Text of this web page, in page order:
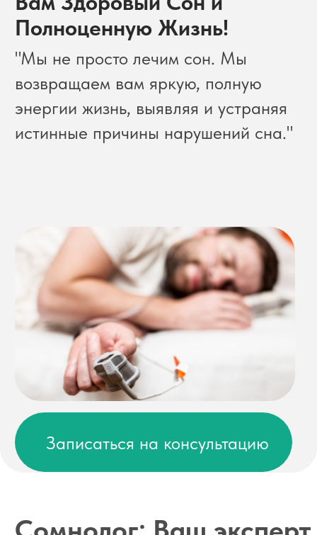
Записаться на консультацию
истинные причины нарушений сна."
Сомнолог: Ваш эксперт
по здоровому сну
Сомнолог– это
узкоспециализированный врач,
который занимается диагностикой,
лечением и профилактикой любых
нарушений сна. Он помогает людям
справиться с бессонницей, храпом и
апноэ сна, дневной сонливостью и
другими расстройствами, чтобы
вернуть им крепкий,
восстанавливающий сон и